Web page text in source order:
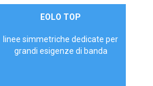
ContattaciEOLO TOP
linee simmetriche dedicate per
grandi esigenze di banda